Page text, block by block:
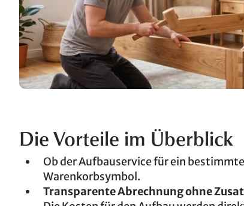
Die Vorteile im Überblick
Ob der Aufbauservice für ein
Warenkorbsymbol.
Transparente Abrechnung ohne